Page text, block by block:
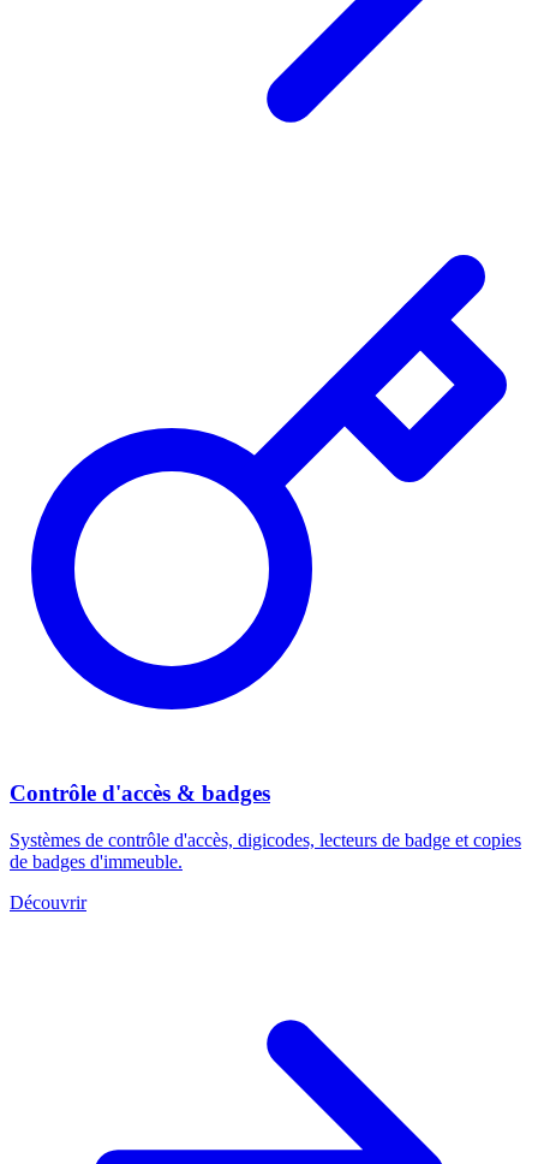
Contrôle d'accès & badges
Systèmes de contrôle d'accès, digicodes, lecteurs de badge et copies
de badges d'immeuble.
Découvrir